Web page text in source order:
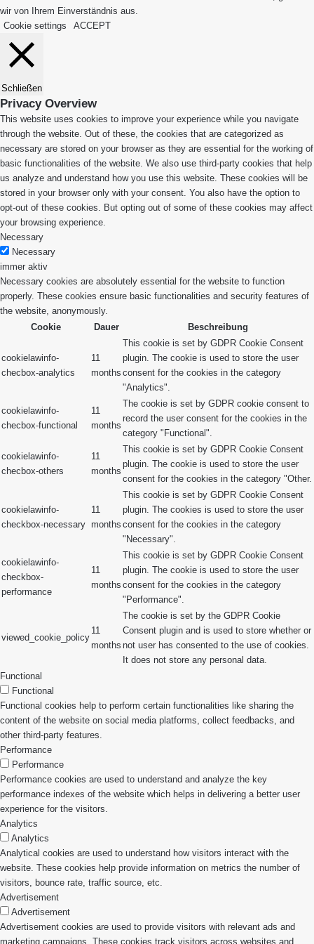
wir von Ihrem Einverständnis aus.
Cookie settings
ACCEPT
Schließen
Privacy Overview
This website uses cookies to improve your experience while you navigate
through the website. Out of these, the cookies that are categorized as
necessary are stored on your browser as they are essential for the working of
basic functionalities of the website. We also use third-party cookies that help
us analyze and understand how you use this website. These cookies will be
stored in your browser only with your consent. You also have the option to
opt-out of these cookies. But opting out of some of these cookies may affect
your browsing experience.
Necessary
Necessary
immer aktiv
Necessary cookies are absolutely essential for the website to function
properly. These cookies ensure basic functionalities and security features of
the website, anonymously.
Cookie
Dauer Beschreibung
cookielawinfo-
checbox-analytics
11
months
This cookie is set by GDPR Cookie Consent
plugin. The cookie is used to store the user
consent for the cookies in the category
"Analytics".
cookielawinfo-
checbox-functional
11
months
The cookie is set by GDPR cookie consent to
record the user consent for the cookies in the
category "Functional".
cookielawinfo-
checbox-others
11
months
This cookie is set by GDPR Cookie Consent
plugin. The cookie is used to store the user
consent for the cookies in the category "Other.
cookielawinfo-
checkbox-necessary
11
months
This cookie is set by GDPR Cookie Consent
plugin. The cookies is used to store the user
consent for the cookies in the category
"Necessary".
cookielawinfo-
checkbox-
performance
11
months
This cookie is set by GDPR Cookie Consent
plugin. The cookie is used to store the user
consent for the cookies in the category
"Performance".
viewed_cookie_policy
11
months
The cookie is set by the GDPR Cookie
Consent plugin and is used to store whether or
not user has consented to the use of cookies.
It does not store any personal data.
Functional
Functional
Functional cookies help to perform certain functionalities like sharing the
content of the website on social media platforms, collect feedbacks, and
other third-party features.
Performance
Performance
Performance cookies are used to understand and analyze the key
performance indexes of the website which helps in delivering a better user
experience for the visitors.
Analytics
Analytics
Analytical cookies are used to understand how visitors interact with the
website. These cookies help provide information on metrics the number of
visitors, bounce rate, traffic source, etc.
Advertisement
Advertisement
Advertisement cookies are used to provide visitors with relevant ads and
marketing campaigns. These cookies track visitors across websites and